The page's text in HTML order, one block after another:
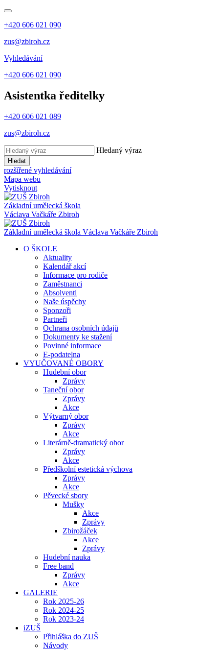
+420 606 021 090
zus@zbiroh.cz
Vyhledávání
+420 606 021 090
Asistentka ředitelky
+420 606 021 089
zus@zbiroh.cz
Hledaný výraz
Hledat
rozšířené vyhledávání
Mapa webu
Vytisknout
Základní umělecká škola
Václava Vačkáře Zbiroh
Základní umělecká škola Václava Vačkáře Zbiroh
O ŠKOLE
Aktuality
Kalendář akcí
Informace pro rodiče
Zaměstnanci
Absolventi
Naše úspěchy
Sponzoři
Partneři
Ochrana osobních údajů
Dokumenty ke stažení
Povinné informace
E-podatelna
VYUČOVANÉ OBORY
Hudební obor
Zprávy
Taneční obor
Zprávy
Akce
Výtvarný obor
Zprávy
Akce
Literárně-dramatický obor
Zprávy
Akce
Předškolní estetická výchova
Zprávy
Akce
Pěvecké sbory
Mušky
Akce
Zprávy
Zbirožáček
Akce
Zprávy
Hudební nauka
Free band
Zprávy
Akce
GALERIE
Rok 2025-26
Rok 2024-25
Rok 2023-24
iZUŠ
Přihláška do ZUŠ
Návody